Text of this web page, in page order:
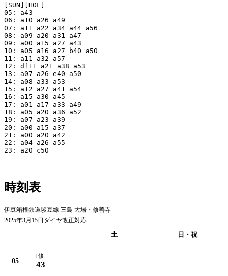
[SUN][HOL]
05: a43
06: a10 a26 a49
07: a11 a22 a34 a44 a56
08: a09 a20 a31 a47
09: a00 a15 a27 a43
10: a05 a16 a27 b40 a50
11: a11 a32 a57
12: df11 a21 a38 a53
13: a07 a26 e40 a50
14: a08 a33 a53
15: a12 a27 a41 a54
16: a15 a30 a45
17: a01 a17 a33 a49
18: a05 a20 a36 a52
19: a07 a23 a39
20: a00 a15 a37
21: a00 a20 a42
22: a04 a26 a55
23: a20 c50
時刻表
伊豆箱根鉄道駿豆線 三島 大場・修善寺
2025年3月15日ダイヤ改正対応
土 日・祝
05
[修]
43